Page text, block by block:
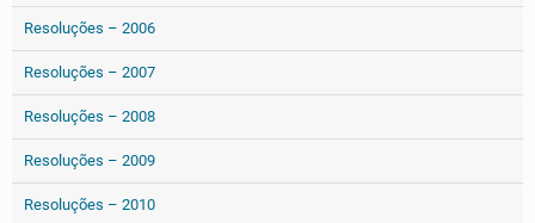
Resoluções – 2006
Resoluções – 2007
Resoluções – 2008
Resoluções – 2009
Resoluções – 2010